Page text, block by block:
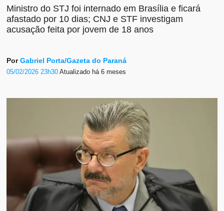
Ministro do STJ foi internado em Brasília e ficará
afastado por 10 dias; CNJ e STF investigam
acusação feita por jovem de 18 anos
PorGabriel Porta/Gazeta do Paraná
05/02/2026 23h30Atualizado há 6 meses